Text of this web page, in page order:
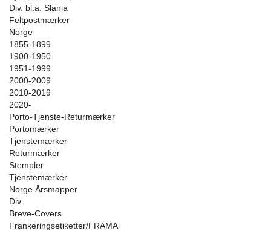
Div. bl.a. Slania
Feltpostmærker
Norge
1855-1899
1900-1950
1951-1999
2000-2009
2010-2019
2020-
Porto-Tjenste-Returmærker
Portomærker
Tjenstemærker
Returmærker
Stempler
Tjenstemærker
Norge Årsmapper
Div.
Breve-Covers
Frankeringsetiketter/FRAMA